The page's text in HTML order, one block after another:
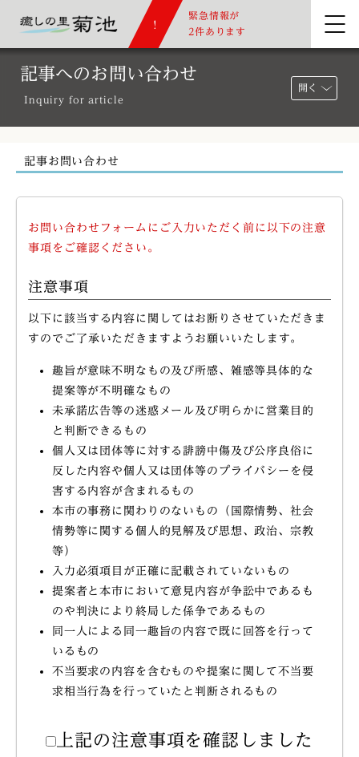
緊急情報が
2件あります
記事へのお問い合わせ
Inquiry for article
開く
記事お問い合わせ
お問い合わせフォームにご入力いただく前に以下の注意
事項をご確認ください。
注意事項
以下に該当する内容に関してはお断りさせていただきま
すのでご了承いただきますようお願いいたします。
趣旨が意味不明なもの及び所感、雑感等具体的な
提案等が不明確なもの
未承諾広告等の迷惑メール及び明らかに営業目的
と判断できるもの
個人又は団体等に対する誹謗中傷及び公序良俗に
反した内容や個人又は団体等のプライバシーを侵
害する内容が含まれるもの
本市の事務に関わりのないもの（国際情勢、社会
情勢等に関する個人的見解及び思想、政治、宗教
等）
入力必須項目が正確に記載されていないもの
提案者と本市において意見内容が争訟中であるも
のや判決により終局した係争であるもの
同一人による同一趣旨の内容で既に回答を行って
いるもの
不当要求の内容を含むものや提案に関して不当要
求相当行為を行っていたと判断されるもの
上記の注意事項を確認しました